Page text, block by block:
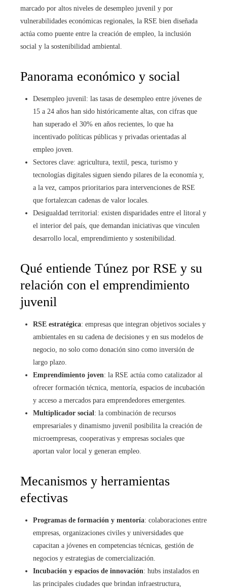
marcado por altos niveles de desempleo juvenil y por
vulnerabilidades económicas regionales, la RSE bien diseñada
actúa como puente entre la creación de empleo, la inclusión
social y la sostenibilidad ambiental.
Panorama económico y social
Desempleo juvenil: las tasas de desempleo entre jóvenes de
15 a 24 años han sido históricamente altas, con cifras que
han superado el 30% en años recientes, lo que ha
incentivado políticas públicas y privadas orientadas al
empleo joven.
Sectores clave: agricultura, textil, pesca, turismo y
tecnologías digitales siguen siendo pilares de la economía y,
a la vez, campos prioritarios para intervenciones de RSE
que fortalezcan cadenas de valor locales.
Desigualdad territorial: existen disparidades entre el litoral y
el interior del país, que demandan iniciativas que vinculen
desarrollo local, emprendimiento y sostenibilidad.
Qué entiende Túnez por RSE y su
relación con el emprendimiento
juvenil
RSE estratégica: empresas que integran objetivos sociales y
ambientales en su cadena de decisiones y en sus modelos de
negocio, no solo como donación sino como inversión de
largo plazo.
Emprendimiento joven: la RSE actúa como catalizador al
ofrecer formación técnica, mentoría, espacios de incubación
y acceso a mercados para emprendedores emergentes.
Multiplicador social : la combinación de recursos
empresariales y dinamismo juvenil posibilita la creación de
microempresas, cooperativas y empresas sociales que
aportan valor local y generan empleo.
Mecanismos y herramientas
efectivas
Programas de formación y mentoría: colaboraciones entre
empresas, organizaciones civiles y universidades que
capacitan a jóvenes en competencias técnicas, gestión de
negocios y estrategias de comercialización.
Incubación y espacios de innovación: hubs instalados en
las principales ciudades que brindan infraestructura,